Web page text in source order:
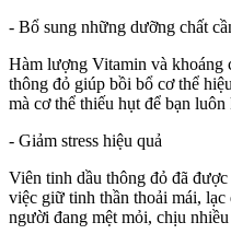
- Bổ sung những dưỡng chất
Hàm lượng Vitamin và khoáng
thông đỏ giúp bồi bổ cơ thể
mà cơ thể thiếu hụt để bạn
- Giảm stress hiệu quả
Viên tinh dầu thông đỏ đã
việc giữ tinh thần thoải mái,
người đang mệt mỏi, chịu